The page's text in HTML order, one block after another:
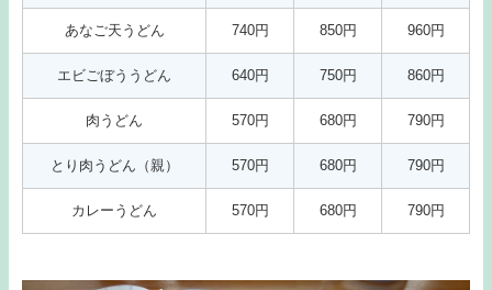
あなご天うどん 740円 850円 960円
エビごぼううどん 640円 750円 860円
肉うどん 570円 680円 790円
とり肉うどん（親） 570円 680円 790円
カレーうどん 570円 680円 790円